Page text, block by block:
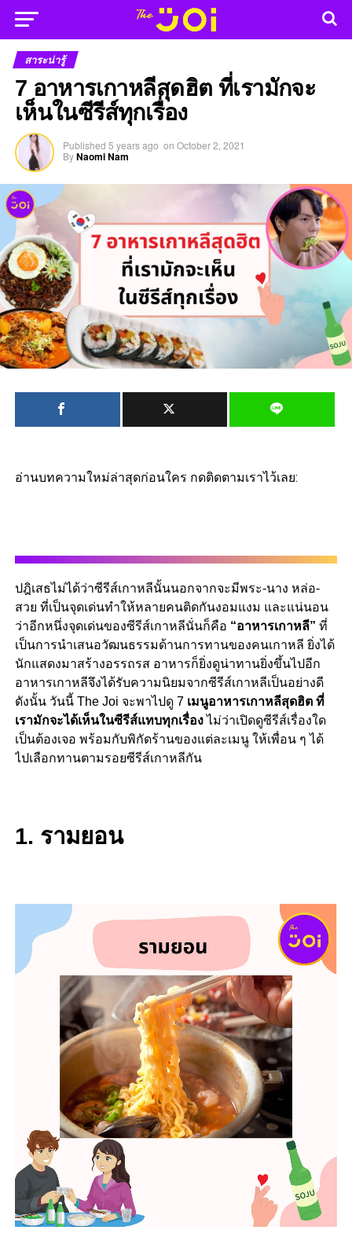
สาระน่ารู้
7 อาหารเกาหลีสุดฮิต ที่เรามักจะ
เห็นในซีรีส์ทุกเรื่อง
Published 5 years ago on October 2, 2021
ByNaomi Nam
อ่านบทความใหม่ล่าสุดก่อนใคร กดติดตามเราไว้เลย:
ปฎิเสธไม่ได้ว่าซีรีส์เกาหลีนั้นนอกจากจะมีพระ-นาง หล่อ-
สวย ที่เป็นจุดเด่นทำให้หลายคนติดกันงอมแงม และแน่นอน
ว่าอีกหนึ่งจุดเด่นของซีรีส์เกาหลีนั่นก็คือ “อาหารเกาหลี” ที่
เป็นการนำเสนอวัฒนธรรมด้านการทานของคนเกาหลี ยิ่งได้
นักแสดงมาสร้างอรรถรส อาหารก็ยิ่งดูน่าทานยิ่งขึ้นไปอีก
อาหารเกาหลีจึงได้รับความนิยมจากซีรีส์เกาหลีเป็นอย่างดี
ดังนั้น วันนี้ The Joi จะพาไปดู 7เมนูอาหารเกาหลีสุดฮิต ที่
เรามักจะได้เห็นในซีรีส์แทบทุกเรื่องไม่ว่าเปิดดูซีรีส์เรื่องใด
เป็นต้องเจอ พร้อมกับพิกัดร้านของแต่ละเมนู ให้เพื่อน ๆ ได้
ไปเลือกทานตามรอยซีรีส์เกาหลีกัน
1. รามยอน